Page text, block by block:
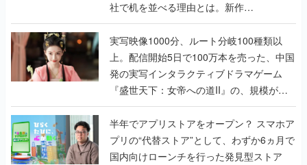
社で机を並べる理由とは。新作
『TATSUJIN EXTREME』で初タッグを組
んだレジェンド2人に訊く開発秘話
実写映像1000分、ルート分岐100種類以
上。配信開始5日で100万本を売った、中国
発の実写インタラクティブドラマゲーム
『盛世天下：女帝への道II』の、規模が違
うこだわりをプロデューサーに聞いた
半年でアプリストアをオープン？ スマホア
プリの“代替ストア”として、わずか6ヵ月で
国内向けローンチを行った発見型ストア